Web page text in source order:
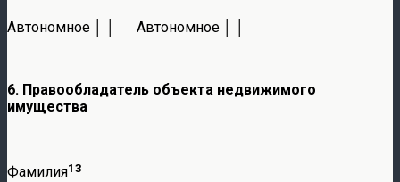
Автономное │ │ Автономное │ │
6. Правообладатель объекта недвижимого
имущества
Фамилия13